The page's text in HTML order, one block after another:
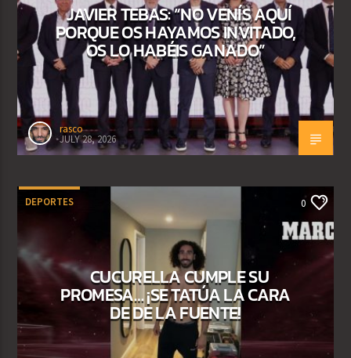
JAVIER TEBAS: “NO VENÍS AQUÍ
PORQUE OS HAYAMOS INVITADO,
OS LO HABÉIS GANADO”
rasco
JULY 28, 2026
DEPORTES 0
CUCURELLA CUMPLE SU
PROMESA… ¡SE TATÚA LA CARA
DE DE LA FUENTE!